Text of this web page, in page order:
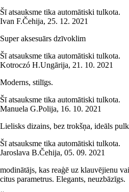
Šī atsauksme tika automātiski tulkota.
Ivan F.Čehija, 25. 12. 2021
Super aksesuārs dzīvoklim
Šī atsauksme tika automātiski tulkota.
Kotroczó H.Ungārija, 21. 10. 2021
Moderns, stilīgs.
Šī atsauksme tika automātiski tulkota.
Manuela G.Polija, 16. 10. 2021
Lielisks dizains, bez trokšņa, ideāls
Šī atsauksme tika automātiski tulkota.
Jaroslava B.Čehija, 05. 09. 2021
modinātājs, kas reaģē uz klauvējienu
citus parametrus. Elegants, neuzbāzīgs.